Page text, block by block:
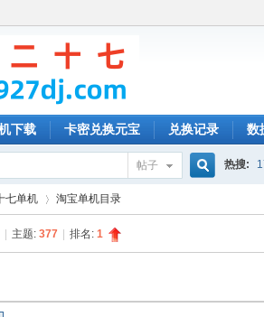
下载 卡密兑换元宝 兑换记录 数
帖子 热搜:
七单机 淘宝单机目录
主题: 377 排名: 1